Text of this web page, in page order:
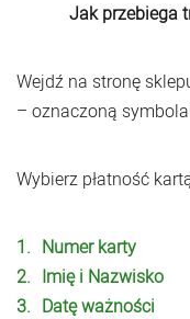
Jak przebiega
Wejdź na stronę
– oznaczoną
Wybierz płatność
Numer karty
Imię i Nazwisko
Datę ważności